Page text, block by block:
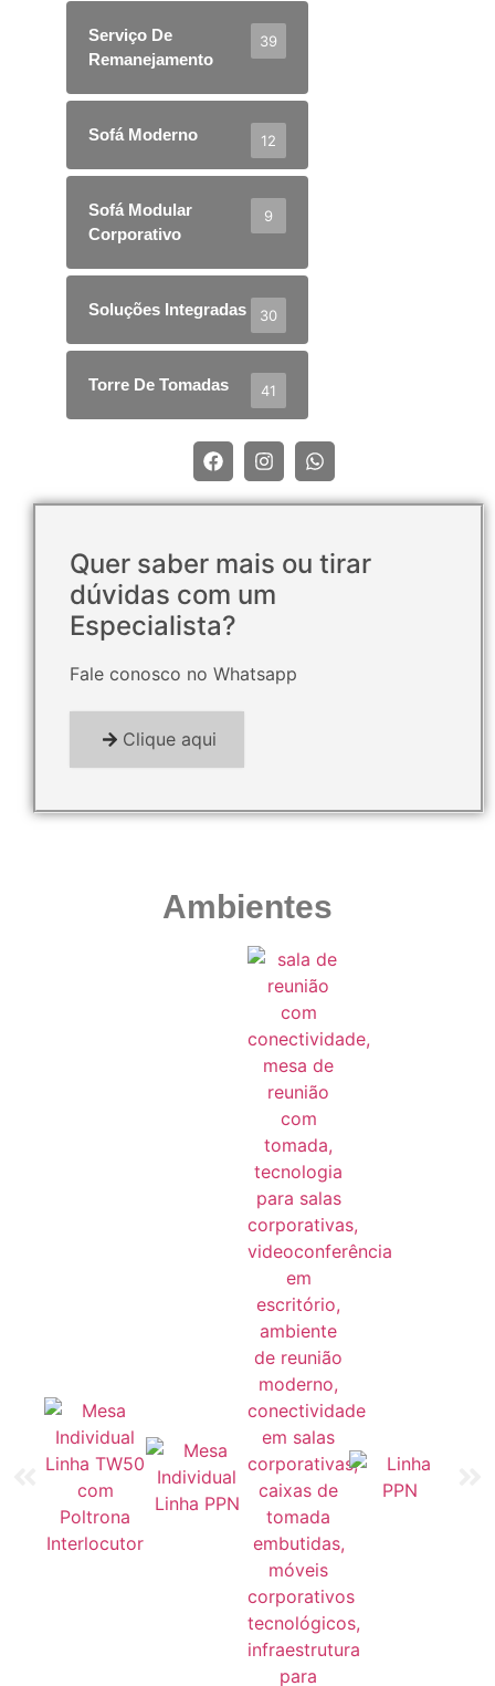
Serviço De
Remanejamento
39
Sofá Moderno 12
Sofá Modular
Corporativo
9
Soluções Integradas 30
Torre De Tomadas 41
Quer saber mais ou tirar
dúvidas com um
Especialista?
Fale conosco no Whatsapp
Clique aqui
Ambientes